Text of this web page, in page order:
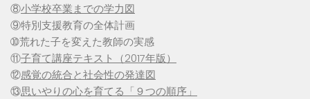
⑧小学校卒業までの学力図
⑨特別支援教育の全体計画
➉荒れた子を変えた教師の実感
⑪子育て講座テキスト（2017年版）
⑫感覚の統合と社会性の発達図
⑬思いやりの心を育てる「９つの順序」